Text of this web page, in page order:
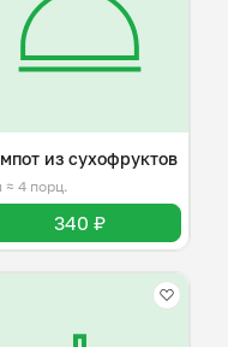
из сухофруктов
≈ 4 порц.
340 ₽